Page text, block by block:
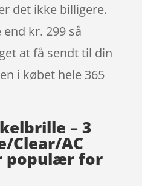
det ikke billigere.
kr. 299 så
at få sendt til din
i købet hele 365
– 3
Clear/AC
populær for